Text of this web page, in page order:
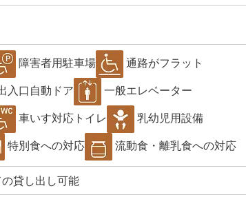
障害者用駐車場
通路がフラット
入口自動ドア
一般エレベーター
車いす対応トイレ
乳幼児用設備
特別食への対応 流動食・離乳食への対応
貸し出し可能